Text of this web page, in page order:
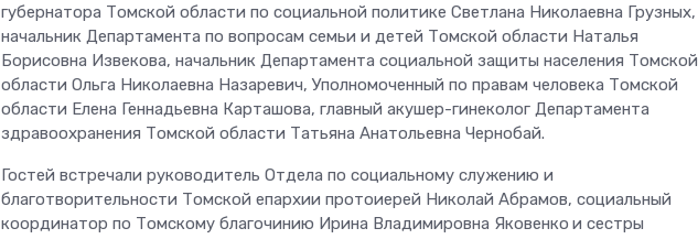
губернатора Томской области по социальной политике Светлана Николаевна Грузных,
начальник Департамента по вопросам семьи и детей Томской области Наталья
Борисовна Извекова, начальник Департамента социальной защиты населения Томской
области Ольга Николаевна Назаревич, Уполномоченный по правам человека Томской
области Елена Геннадьевна Карташова, главный акушер-гинеколог Департамента
здравоохранения Томской области Татьяна Анатольевна Чернобай.
Гостей встречали руководитель Отдела по социальному служению и
благотворительности Томской епархии протоиерей Николай Абрамов, социальный
координатор по Томскому благочинию Ирина Владимировна Яковенко и сестры